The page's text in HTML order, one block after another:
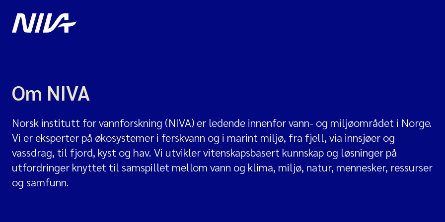
Om NIVA
Norsk institutt for vannforskning (NIVA) er ledende innenfor vann- og miljøområdet i Norge.
Vi er eksperter på økosystemer i ferskvann og i marint miljø, fra fjell, via innsjøer og
vassdrag, til fjord, kyst og hav. Vi utvikler vitenskapsbasert kunnskap og løsninger på
utfordringer knyttet til samspillet mellom vann og klima, miljø, natur, mennesker, ressurser
og samfunn.